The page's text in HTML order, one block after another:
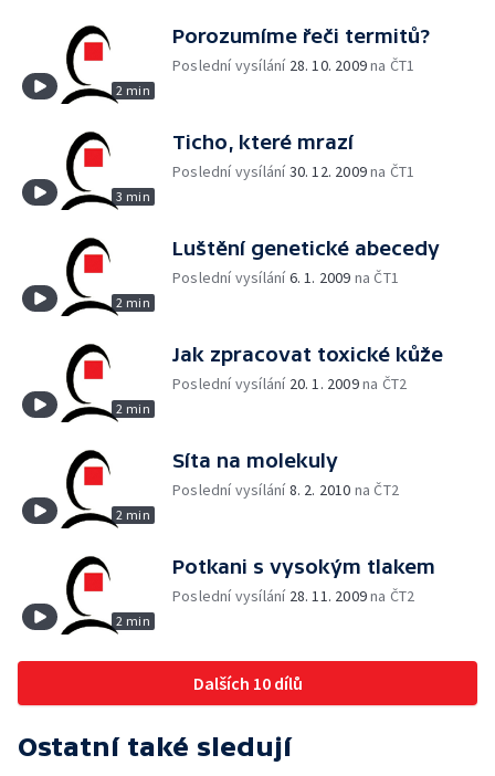
2 min
Porozumíme řeči termitů?
Poslední vysílání 28. 10. 2009na ČT1
3 min
Ticho, které mrazí
Poslední vysílání30. 12. 2009na ČT1
2 min
Luštění genetické abecedy
Poslední vysílání6. 1. 2009 na ČT1
2 min
Jak zpracovat toxické kůže
Poslední vysílání 20. 1. 2009na ČT2
2 min
Síta na molekuly
Poslední vysílání8. 2. 2010 na ČT2
2 min
Potkani s vysokým tlakem
Poslední vysílání 28. 11. 2009na ČT2
Dalších 10 dílů
Ostatní také sledují